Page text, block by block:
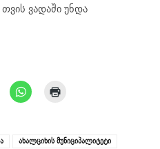
ვადაში უნდა
Click
to
(Opens
in
new
window)
ახალციხის მუნიციპალიტეტი